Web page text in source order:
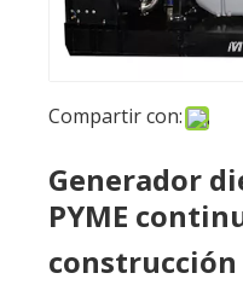
Generador
PYME
construcción
Preguntar